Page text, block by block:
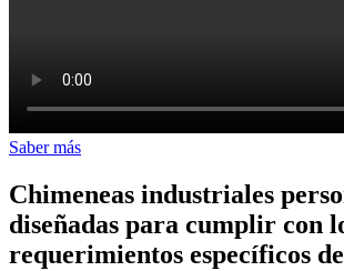
Saber más
Chimeneas industriales
diseñadas para cumplir con
requerimientos específicos